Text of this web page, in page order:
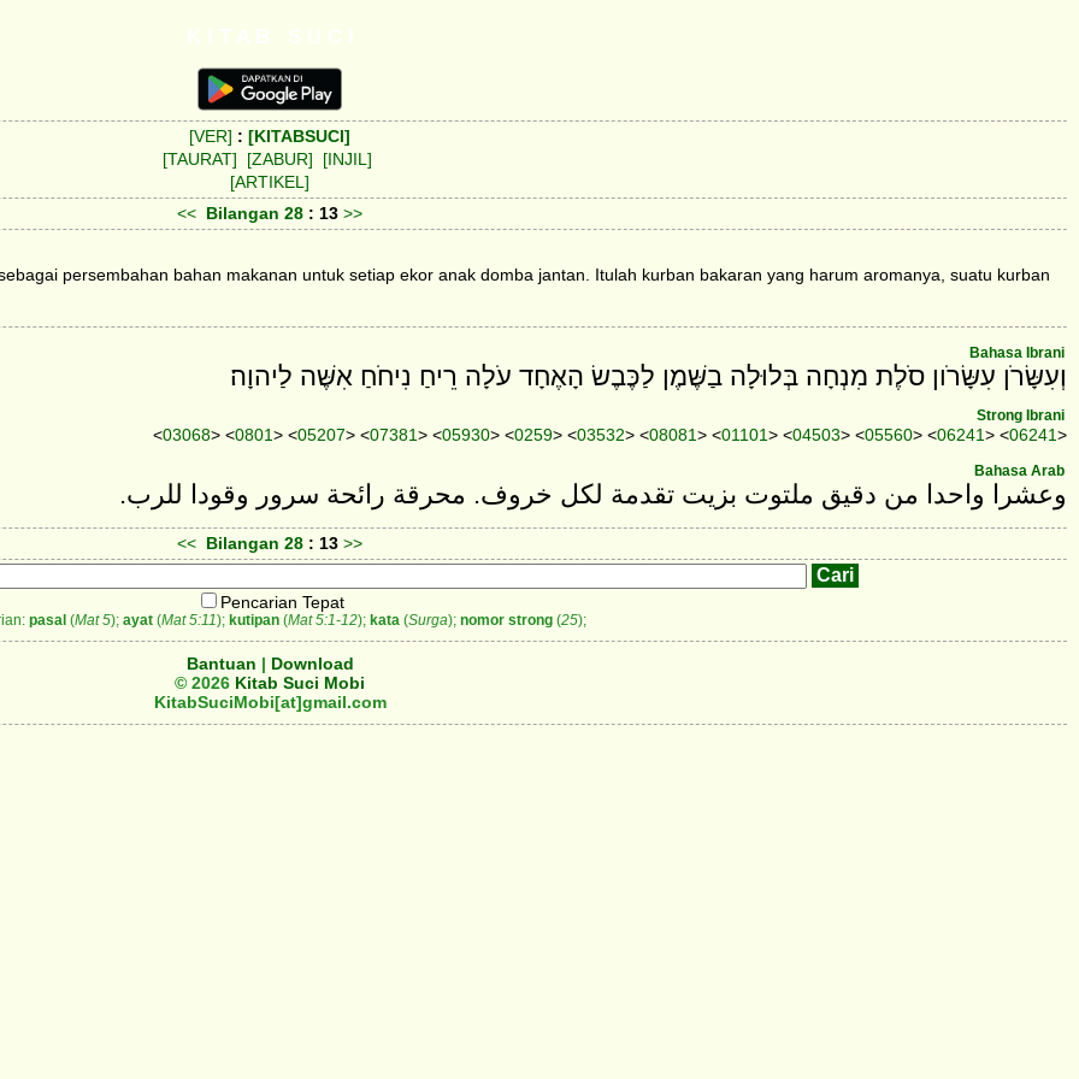
[VER] : [KITABSUCI]
[TAURAT]
[ZABUR]
[INJIL]
[ARTIKEL]
<< Bilangan 28 : 13 >>
persembahan bahan makanan untuk setiap ekor anak domba jantan. Itulah kurban bakaran yang harum aromanya, suatu kurban
Bahasa Ibrani
וְעִשָּׂרֹן עִשָּׂרֹון סֹלֶת מִנְחָה בְּלוּלָה בַשֶּׁמֶן לַכֶּבֶשׂ הָאֶחָד עֹלָה רֵיחַ נִיחֹחַ אִשֶּׁה לַיהוָה׃
Strong Ibrani
<03068> <0801> <05207> <07381> <05930> <0259> <03532> <08081> <01101> <04503> <05560> <06241> <06241>
Bahasa Arab
وعشرا واحدا من دقيق ملتوت بزيت تقدمة لكل خروف. محرقة رائحة سرور وقودا للرب.
<< Bilangan 28 : 13 >>
Pencarian Tepat
pasal(Mat 5); ayat(Mat 5:11); kutipan(Mat 5:1-12); kata (Surga); nomor strong(25);
Bantuan | Download
© 2026 Kitab Suci Mobi
KitabSuciMobi[at]gmail.com